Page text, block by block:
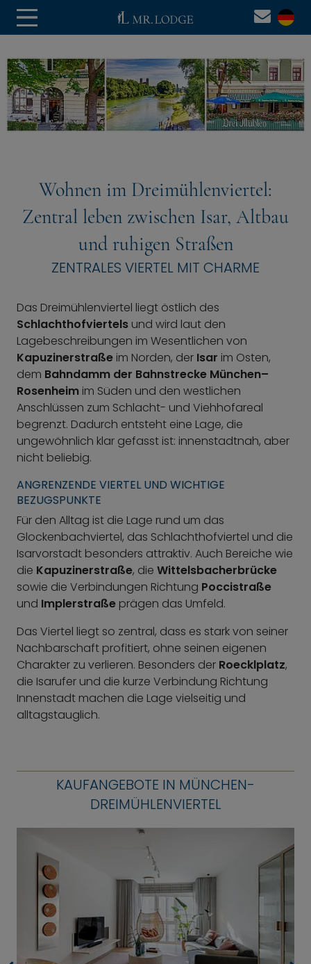
Wohnen im Dreimühlenviertel:
Zentral leben zwischen Isar, Altbau
und ruhigen Straßen
ZENTRALES VIERTEL MIT CHARME
Das Dreimühlenviertel liegt östlich des
Schlachthofviertels und wird laut den
Lagebeschreibungen im Wesentlichen von
Kapuzinerstraße im Norden, der Isar im Osten,
dem Bahndamm der Bahnstrecke München–
Rosenheim im Süden und den westlichen
Anschlüssen zum Schlacht- und Viehhofareal
begrenzt. Dadurch entsteht eine Lage, die
ungewöhnlich klar gefasst ist: innenstadtnah, aber
nicht beliebig.
ANGRENZENDE VIERTEL UND WICHTIGE
BEZUGSPUNKTE
Für den Alltag ist die Lage rund um das
Glockenbachviertel, das Schlachthofviertel und die
Isarvorstadt besonders attraktiv. Auch Bereiche wie
die Kapuzinerstraße, die Wittelsbacherbrücke
sowie die Verbindungen Richtung Poccistraße
und Implerstraße prägen das Umfeld.
Das Viertel liegt so zentral, dass es stark von seiner
Nachbarschaft profitiert, ohne seinen eigenen
Charakter zu verlieren. Besonders der Roecklplatz,
die Isarufer und die kurze Verbindung Richtung
Innenstadt machen die Lage vielseitig und
alltagstauglich.
KAUFANGEBOTE IN MÜNCHEN-
DREIMÜHLENVIERTEL